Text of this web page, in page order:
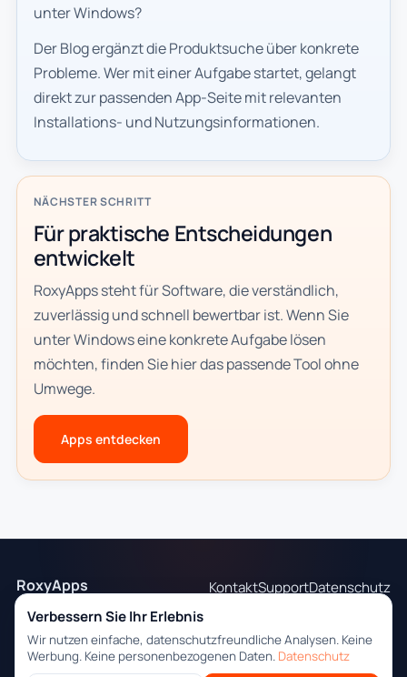
unter Windows?
Der Blog ergänzt die Produktsuche über konkrete
Probleme. Wer mit einer Aufgabe startet, gelangt
direkt zur passenden App-Seite mit relevanten
Installations- und Nutzungsinformationen.
NÄCHSTER SCHRITT
Für praktische Entscheidungen
entwickelt
RoxyApps steht für Software, die verständlich,
zuverlässig und schnell bewertbar ist. Wenn Sie
unter Windows eine konkrete Aufgabe lösen
möchten, finden Sie hier das passende Tool ohne
Umwege.
Apps entdecken
Verbessern Sie Ihr Erlebnis
Wir nutzen einfache, datenschutzfreundliche Analysen. Keine
Werbung. Keine personenbezogenen Daten. Datenschutz
RoxyApps
Praktische Windows-
Desktop-Tools mit klarer
Installationsführung.
KontaktSupportDatenschutz